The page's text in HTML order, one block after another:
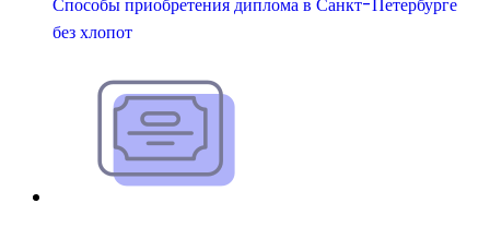
без хлопот